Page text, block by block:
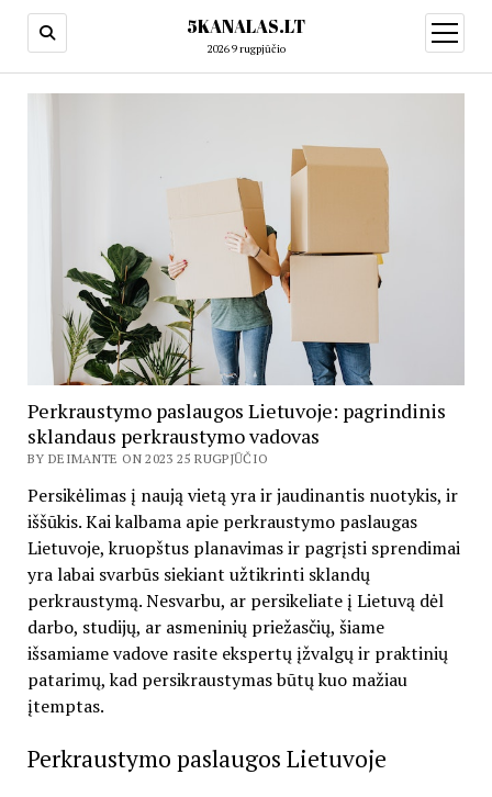
5KANALAS.LT
2026 9 rugpjūčio
open
menu
Perkraustymo paslaugos Lietuvoje: pagrindinis
sklandaus perkraustymo vadovas
BY DEIMANTE ON 2023 25 RUGPJŪČIO
Persikėlimas į naują vietą yra ir jaudinantis nuotykis, ir
iššūkis. Kai kalbama apie perkraustymo paslaugas
Lietuvoje, kruopštus planavimas ir pagrįsti sprendimai
yra labai svarbūs siekiant užtikrinti sklandų
perkraustymą. Nesvarbu, ar persikeliate į Lietuvą dėl
darbo, studijų, ar asmeninių priežasčių, šiame
išsamiame vadove rasite ekspertų įžvalgų ir praktinių
patarimų, kad persikraustymas būtų kuo mažiau
įtemptas.
Perkraustymo paslaugos Lietuvoje